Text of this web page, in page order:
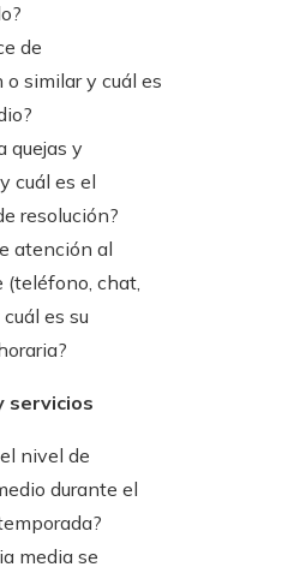
de
similar y cuál es
quejas y
cuál es el
resolución?
atención al
(teléfono, chat,
es su
servicios
nivel de
durante el
media se